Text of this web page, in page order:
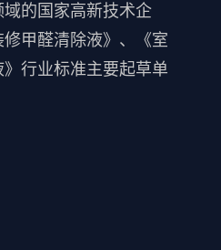
的国家高新技术企
甲醛清除液》、《室
行业标准主要起草单